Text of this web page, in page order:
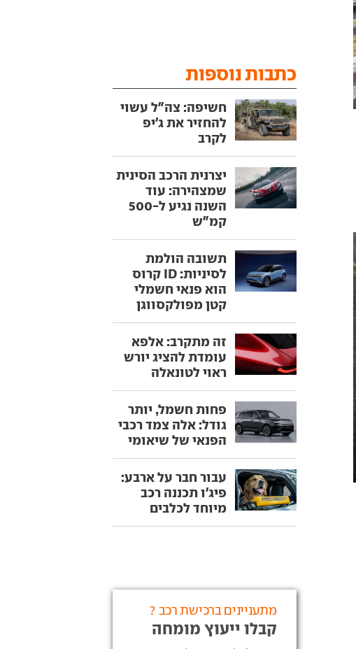
כתבות נוספות
חשיפה: צה"ל עשוי
להחזיר את ג'יפ
לקרב
יצרנית הרכב הסינית
שמצהירה: עוד
השנה נגיע ל-500
קמ"ש
תשובה הולמת
לסיניות: ID קרוס
הוא פנאי חשמלי
קטן מפולקסווגן
זה מתקרב: אלפא
עומדת להציג יורש
ראוי לטונאלה
פחות חשמל, יותר
גודל: אלה צמד רכבי
הפנאי של שיאומי
עבור חבר על ארבע:
פיג'ו תכננה רכב
מיוחד לכלבים
מתעניינים ברכישת רכב ?
קבלו ייעוץ מומחה